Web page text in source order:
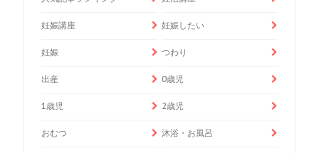
妊娠講座 妊娠したい
妊娠 つわり
出産 0歳児
1歳児 2歳児
おむつ 沐浴・お風呂